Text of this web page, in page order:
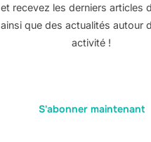
et recevez les derniers articles
ainsi que des actualités autour
activité !
S'abonner maintenant